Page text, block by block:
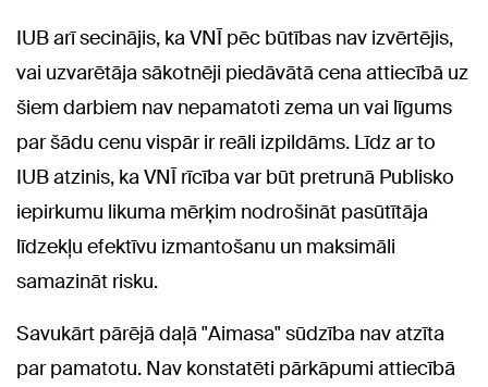
IUB arī secinājis, ka VNĪ pēc būtības nav izvērtējis,
vai uzvarētāja sākotnēji piedāvātā cena attiecībā uz
šiem darbiem nav nepamatoti zema un vai līgums
par šādu cenu vispār ir reāli izpildāms. Līdz ar to
IUB atzinis, ka VNĪ rīcība var būt pretrunā Publisko
iepirkumu likuma mērķim nodrošināt pasūtītāja
līdzekļu efektīvu izmantošanu un maksimāli
samazināt risku.
Savukārt pārējā daļā "Aimasa" sūdzība nav atzīta
par pamatotu. Nav konstatēti pārkāpumi attiecībā